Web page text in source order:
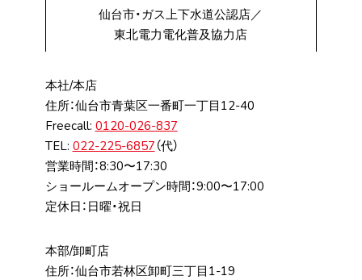
仙台市・ガス上下水道公認店／
東北電力電化普及協力店
本社/本店
住所：仙台市⻘葉区⼀番町⼀丁⽬12-40
Freecall: 0120-026-837
TEL: 022-225-6857 （代）
営業時間：8:30〜17:30
ショールームオープン時間：9:00〜17:00
定休日：日曜・祝日
本部/卸町店
住所：仙台市若林区卸町三丁⽬1-19